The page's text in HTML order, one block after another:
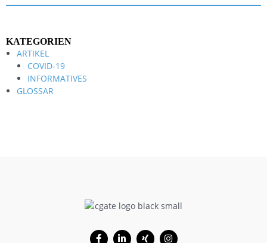
KATEGORIEN
ARTIKEL
COVID-19
INFORMATIVES
GLOSSAR
Facebook-
f
Linkedin-
in
Xing Instagram